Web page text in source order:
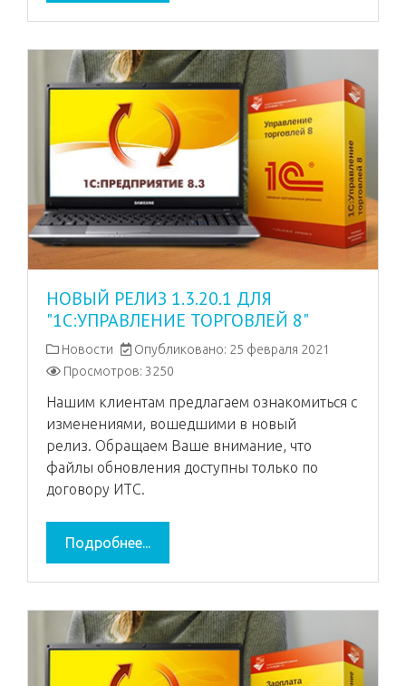
НОВЫЙ РЕЛИЗ 1.3.20.1 ДЛЯ
"1С:УПРАВЛЕНИЕ ТОРГОВЛЕЙ 8"
Новости
Опубликовано: 25 февраля 2021
Просмотров: 3250
Нашим клиентам предлагаем ознакомиться с
изменениями, вошедшими в новый
релиз. Обращаем Ваше внимание, что
файлы обновления доступны только по
договору ИТС.
Подробнее...